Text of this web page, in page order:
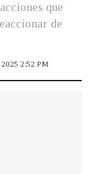
que
de
2025 2:52 PM